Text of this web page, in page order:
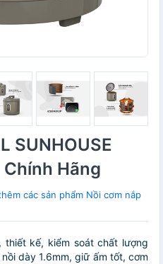
SUNHOUSE
Hãng
các sản phẩm Nồi cơm nắp
kế, kiểm soát chất lượng
dày 1.6mm, giữ ấm tốt, cơm